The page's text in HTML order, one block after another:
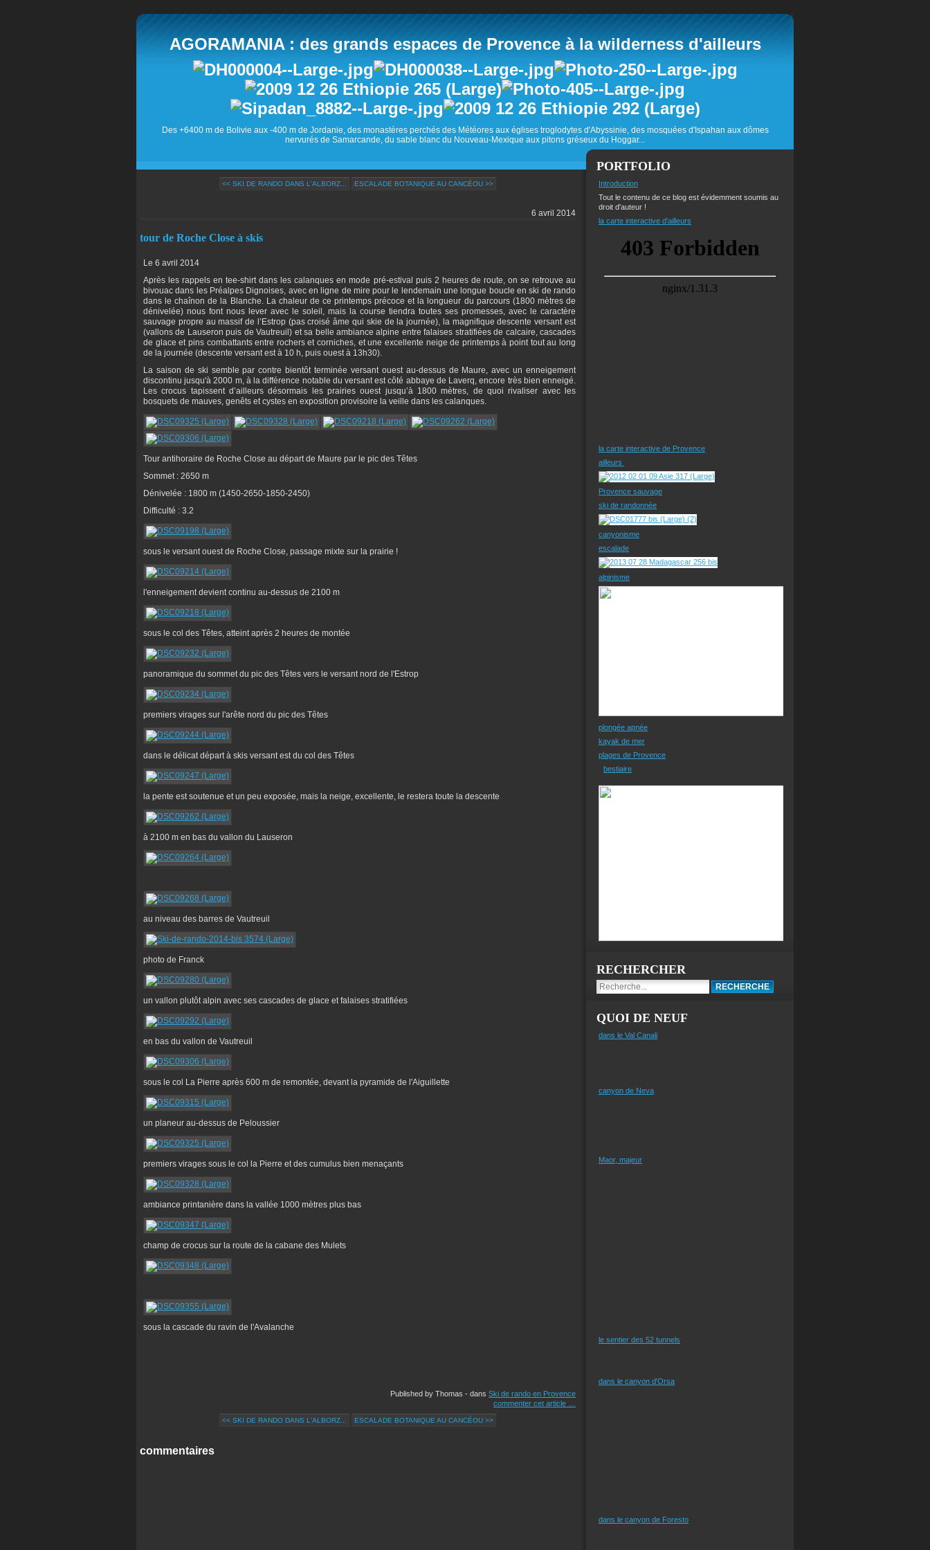
AGORAMANIA : des grands espaces de Provence à la wilderness d'ailleurs
Des +6400 m de Bolivie aux -400 m de Jordanie, des monastères perchés des Météores aux églises troglodytes d'Abyssinie, des mosquées d'Ispahan aux dômes
nervurés de Samarcande, du sable blanc du Nouveau-Mexique aux pitons gréseux du Hoggar...
<< SKI DE RANDO DANS L'ALBORZ... ESCALADE BOTANIQUE AU CANCÉOU >>
6 avril 2014
tour de Roche Close à skis
Le 6 avril 2014
Après les rappels en tee-shirt dans les calanques en mode pré-estival puis 2 heures de route, on se retrouve au
bivouac dans les Préalpes Dignoises, avec en ligne de mire pour le lendemain une longue boucle en ski de rando
dans le chaînon de la Blanche. La chaleur de ce printemps précoce et la longueur du parcours (1800 mètres de
dénivelée) nous font nous lever avec le soleil, mais la course tiendra toutes ses promesses, avec le caractère
sauvage propre au massif de l’Estrop (pas croisé âme qui skie de la journée), la magnifique descente versant est
(vallons de Lauseron puis de Vautreuil) et sa belle ambiance alpine entre falaises stratifiées de calcaire, cascades
de glace et pins combattants entre rochers et corniches, et une excellente neige de printemps à point tout au long
de la journée (descente versant est à 10 h, puis ouest à 13h30).
La saison de ski semble par contre bientôt terminée versant ouest au-dessus de Maure, avec un enneigement
discontinu jusqu'à 2000 m, à la différence notable du versant est côté abbaye de Laverq, encore très bien enneigé.
Les crocus tapissent d’ailleurs désormais les prairies ouest jusqu’à 1800 mètres, de quoi rivaliser avec les
bosquets de mauves, genêts et cystes en exposition provisoire la veille dans les calanques.
Tour antihoraire de Roche Close au départ de Maure par le pic des Têtes
Sommet : 2650 m
Dénivelée : 1800 m (1450-2650-1850-2450)
Difficulté : 3.2
sous le versant ouest de Roche Close, passage mixte sur la prairie !
l'enneigement devient continu au-dessus de 2100 m
sous le col des Têtes, atteint après 2 heures de montée
panoramique du sommet du pic des Têtes vers le versant nord de l'Estrop
premiers virages sur l'arête nord du pic des Têtes
dans le délicat départ à skis versant est du col des Têtes
la pente est soutenue et un peu exposée, mais la neige, excellente, le restera toute la descente
à 2100 m en bas du vallon du Lauseron
au niveau des barres de Vautreuil
photo de Franck
un vallon plutôt alpin avec ses cascades de glace et falaises stratifiées
en bas du vallon de Vautreuil
sous le col La Pierre après 600 m de remontée, devant la pyramide de l'Aiguillette
un planeur au-dessus de Peloussier
premiers virages sous le col la Pierre et des cumulus bien menaçants
ambiance printanière dans la vallée 1000 mètres plus bas
champ de crocus sur la route de la cabane des Mulets
sous la cascade du ravin de l'Avalanche
Published by Thomas - dans Ski de rando en Provence
commenter cet article
<< SKI DE RANDO DANS L'ALBORZ... ESCALADE BOTANIQUE AU CANCÉOU >>
commentaires
PORTFOLIO
Introduction
Tout le contenu de ce blog est évidemment soumis au
droit d'auteur !
la carte interactive d'ailleurs
la carte interactive de Provence
ailleurs
Provence sauvage
ski de randonnée
canyonisme
escalade
alpinisme
plongée apnée
kayak de mer
plages de Provence
bestiaire
RECHERCHER
QUOI DE NEUF
dans le Val Canali
canyon de Neva
Maor, majeur
le sentier des 52 tunnels
dans le canyon d'Orsa
dans le canyon de Foresto